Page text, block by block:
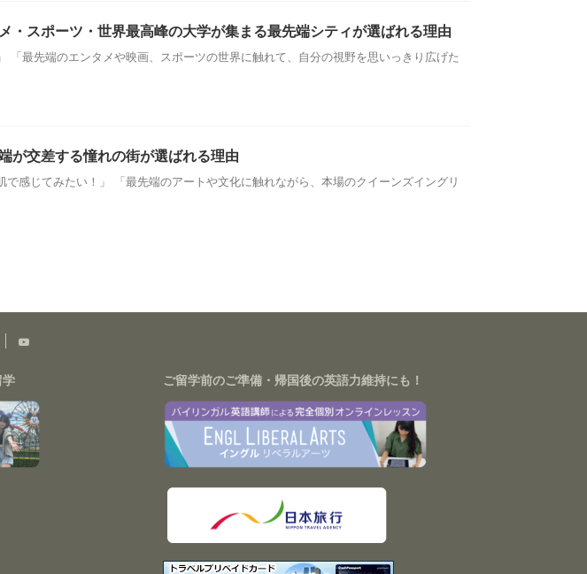
スポーツ・世界最高峰の大学が集まる最先端シティが選ばれる理由
「最先端のエンタメや映画、スポーツの世界に触れて、自分の視野を思いっきり広げた
が交差する憧れの街が選ばれる理由
感じてみたい！」 「最先端のアートや文化に触れながら、本場のクイーンズイングリ
学 ご留学前のご準備・帰国後の英語力維持にも！